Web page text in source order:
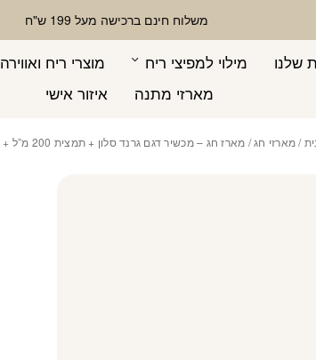
משלוח חינם ברכישה מעל 199 ש"ח
שלנו מילוי למפיצי ריח מוצרי ריח ואווירה
מארזי מתנה
איזור אישי
/מארזי חג/ מארז חג – מכשיר דגם גרנד סלון + תמצית 200 מ”ל + מבשם בדים + מעטפת ריח